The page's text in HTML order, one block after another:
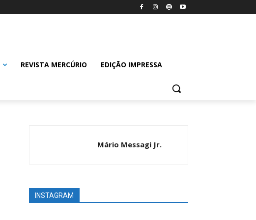
REVISTA MERCÚRIO EDIÇÃO IMPRESSA
Mário Messagi Jr.
INSTAGRAM